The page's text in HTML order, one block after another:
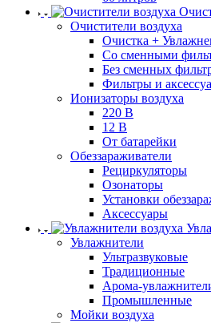
Очистители воздуха
Очистка +
Cо сменными
Без сменных
Фильтры и
Ионизаторы воздуха
220 В
12 В
От батарейки
Обеззараживатели
Рециркуляторы
Озонаторы
Установки
Аксессуары
Увлажнители
Ультразвуковые
Традиционные
Арома-
Промышленные
Мойки воздуха